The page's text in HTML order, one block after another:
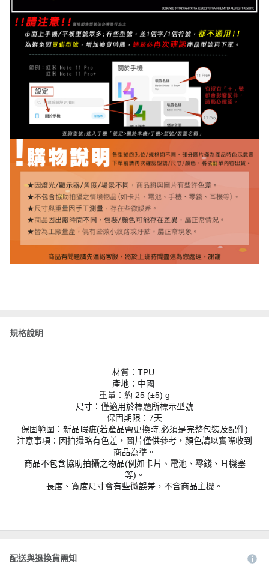
規格說明
材質：TPU
產地：中國
重量：約 25 (±5) g
尺寸：僅適用於標題所標示型號
保固期限：7天
保固範圍：新品瑕疵(若產品需更換時,必須是完整包裝及配件)
注意事項：因拍攝略有色差，圖片僅供參考，顏色請以實際收到
商品為準。
商品不包含協助拍攝之物品(例如卡片、電池、零錢、耳機塞
等)。
長度、寬度尺寸會有些微誤差，不含商品主機。
配送與退換貨需知